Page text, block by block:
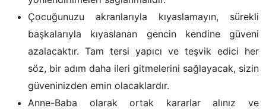
Çocuğunuzu akranlarıyla kıyaslamayın, sürekli
başkalarıyla kıyaslanan gencin kendine güveni
azalacaktır. Tam tersi yapıcı ve teşvik edici her
söz, bir adım daha ileri gitmelerini sağlayacak, sizin
güveninizden emin olacaklardır.
Anne-Baba olarak ortak kararlar alınız ve